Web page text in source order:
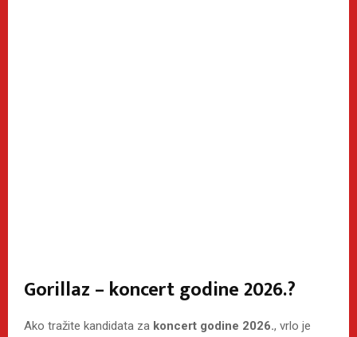
Gorillaz – koncert godine 2026.?
Ako tražite kandidata za koncert godine 2026., vrlo je